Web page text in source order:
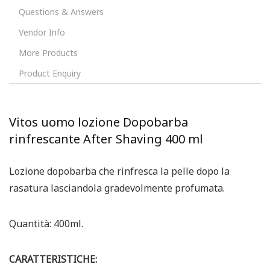
Questions & Answers
Vendor Info
More Products
Product Enquiry
Vitos uomo lozione Dopobarba
rinfrescante After Shaving 400 ml
Lozione dopobarba che rinfresca la pelle dopo la
rasatura lasciandola gradevolmente profumata.
Quantità: 400ml.
CARATTERISTICHE: